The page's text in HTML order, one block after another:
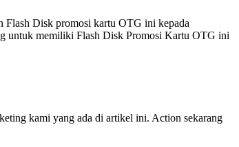
Flash Disk promosi kartu OTG ini kepada
untuk memiliki Flash Disk Promosi Kartu OTG ini
kami yang ada di artikel ini. Action sekarang